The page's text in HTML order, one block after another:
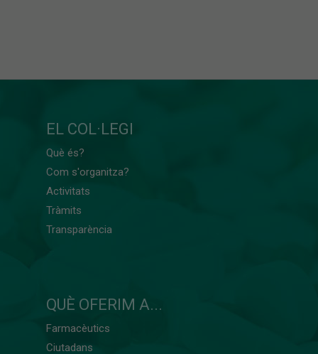
EL COL·LEGI
Què és?
Com s'organitza?
Activitats
Tràmits
Transparència
QUÈ OFERIM A...
Farmacèutics
Ciutadans